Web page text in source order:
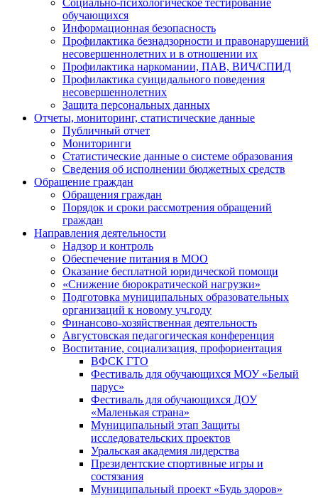
Социально-психологическое тестирование
обучающихся
Информационная безопасность
Профилактика безнадзорности и правонарушений
несовершеннолетних и в отношении их
Профилактика наркомании, ПАВ, ВИЧ/СПИД
Профилактика суицидального поведения
несовершеннолетних
Защита персональных данных
Отчеты, мониторинг, статистические данные
Публичный отчет
Мониторинги
Статистические данные о системе образования
Сведения об исполнении бюджетных средств
Обращение граждан
Обращения граждан
Порядок и сроки рассмотрения обращений
граждан
Направления деятельности
Надзор и контроль
Обеспечение питания в МОО
Оказание бесплатной юридической помощи
«Снижение бюрократической нагрузки»
Подготовка муниципальных образовательных
организаций к новому уч.году
Финансово-хозяйственная деятельность
Августовская педагогическая конференция
Воспитание, социализация, профориентация
ВФСК ГТО
Фестиваль для обучающихся МОУ «Белый
парус»
Фестиваль для обучающихся ДОУ
«Маленькая страна»
Муниципальный этап Защиты
исследовательских проектов
Уральская академия лидерства
Президентские спортивные игры и
состязания
Муниципальный проект «Будь здоров»